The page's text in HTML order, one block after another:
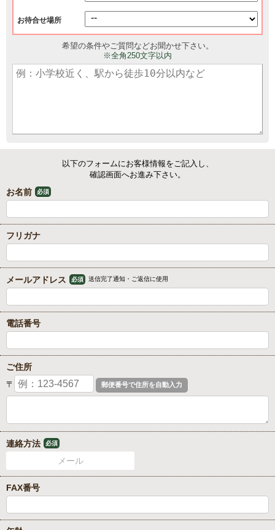
お待合せ場所
希望の条件やご質問などお聞かせ下さい。
※全角250文字以内
以下のフォームにお客様情報をご記入し、
確認画面へお進み下さい。
お名前 必須
フリガナ
メールアドレス 必須 送信完了通知・ご返信に使用
電話番号
ご住所
〒
連絡方法 必須
メール
FAX番号